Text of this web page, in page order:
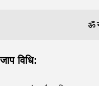
ॐ
जाप विधि: